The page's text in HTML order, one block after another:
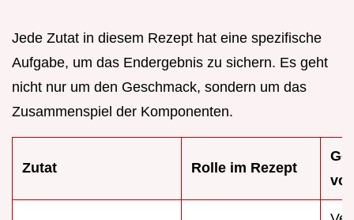
Jede Zutat in diesem Rezept hat eine spezifische
Aufgabe, um das Endergebnis zu sichern. Es geht
nicht nur um den Geschmack, sondern um das
Zusammenspiel der Komponenten.
Zutat Rolle im Rezept